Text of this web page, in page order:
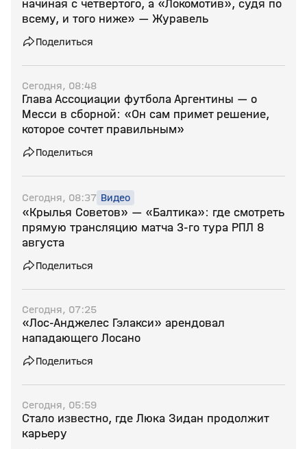
начиная с четвертого, а «Локомотив», судя по
всему, и того ниже» — Журавель
Поделиться
Сегодня, 08:48
Глава Ассоциации футбола Аргентины — о
Месси в сборной: «Он сам примет решение,
которое сочтет правильным»
Поделиться
Сегодня, 08:37 Видео
«Крылья Советов» — «Балтика»: где смотреть
прямую трансляцию матча 3‑го тура РПЛ 8
августа
Поделиться
Сегодня, 07:25
«Лос‑Анджелес Гэлакси» арендовал
нападающего Лосано
Поделиться
Сегодня, 05:59
Стало известно, где Люка Зидан продолжит
карьеру